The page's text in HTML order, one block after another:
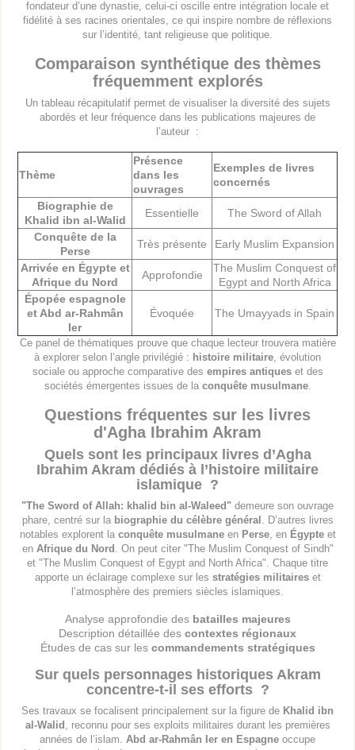
fondateur d’une dynastie, celui-ci oscille entre intégration locale et
fidélité à ses racines orientales, ce qui inspire nombre de réflexions
sur l’identité, tant religieuse que politique.
Comparaison synthétique des thèmes
fréquemment explorés
Un tableau récapitulatif permet de visualiser la diversité des sujets
abordés et leur fréquence dans les publications majeures de
l’auteur :
Thème
Présence
dans les
ouvrages
Exemples de livres
concernés
Biographie de
Khalid ibn al-Walid
Essentielle
The Sword of Allah
Conquête de la
Perse
Très présente
Early Muslim Expansion
Arrivée en Égypte et
Afrique du Nord
Approfondie
The Muslim Conquest of
Egypt and North Africa
Épopée espagnole
et Abd ar-Rahmân
Ier
Évoquée The Umayyads in Spain
Ce panel de thématiques prouve que chaque lecteur trouvera matière
à explorer selon l’angle privilégié : histoire militaire , évolution
sociale ou approche comparative des empires antiqueset des
sociétés émergentes issues de la conquête musulmane.
Questions fréquentes sur les livres
d'Agha Ibrahim Akram
Quels sont les principaux livres d’Agha
Ibrahim Akram dédiés à l’histoire militaire
islamique ?
"The Sword of Allah: khalid bin al-Waleed" demeure son ouvrage
phare, centré sur la biographie du célèbre général . D’autres livres
notables explorent la conquête musulmaneen Perse, en Égypteet
en Afrique du Nord . On peut citer "The Muslim Conquest of Sindh"
et "The Muslim Conquest of Egypt and North Africa". Chaque titre
apporte un éclairage complexe sur les stratégies militaireset
l’atmosphère des premiers siècles islamiques.
Analyse approfondie des batailles majeures
Description détaillée des contextes régionaux
Études de cas sur les commandements stratégiques
Sur quels personnages historiques Akram
concentre-t-il ses efforts ?
Ses travaux se focalisent principalement sur la figure de Khalid ibn
al-Walid , reconnu pour ses exploits militaires durant les premières
années de l’islam. Abd ar-Rahmân Ier en Espagne occupe